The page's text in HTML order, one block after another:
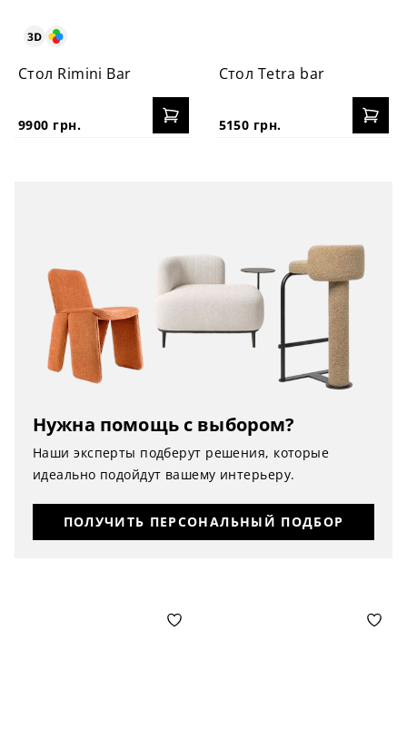
Стол Rimini Bar
9900 грн.
Стол Tetra bar
5150 грн.
Нужна помощь с выбором?
Наши эксперты подберут решения, которые
идеально подойдут вашему интерьеру.
ПОЛУЧИТЬ ПЕРСОНАЛЬНЫЙ ПОДБОР